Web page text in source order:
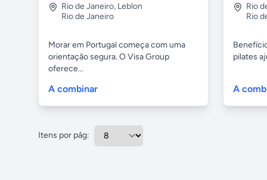
Rio de Janeiro, Leblon
Rio de Janeiro
Morar em Portugal começa com uma
orientação segura. O Visa Group
oferece...
A combinar
Rio
Rio
pilates
A
Itens por pág: